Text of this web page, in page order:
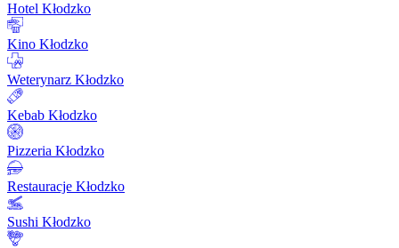
Hotel Kłodzko
Kino Kłodzko
Weterynarz Kłodzko
Kebab Kłodzko
Pizzeria Kłodzko
Restauracje Kłodzko
Sushi Kłodzko